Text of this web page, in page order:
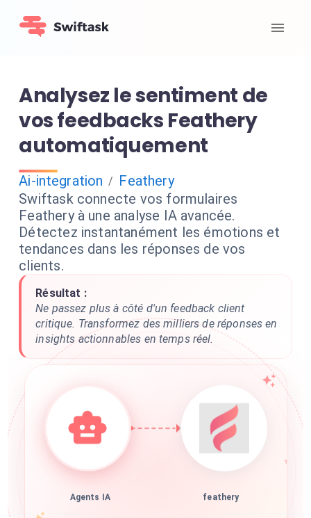
Analysez le sentiment de
vos feedbacks Feathery
automatiquement
Ai-integration / Feathery
Swiftask connecte vos formulaires
Feathery à une analyse IA avancée.
Détectez instantanément les émotions et
tendances dans les réponses de vos
clients.
Résultat :
Ne passez plus à côté d'un feedback client
critique. Transformez des milliers de réponses en
insights actionnables en temps réel.
Agents IA feathery